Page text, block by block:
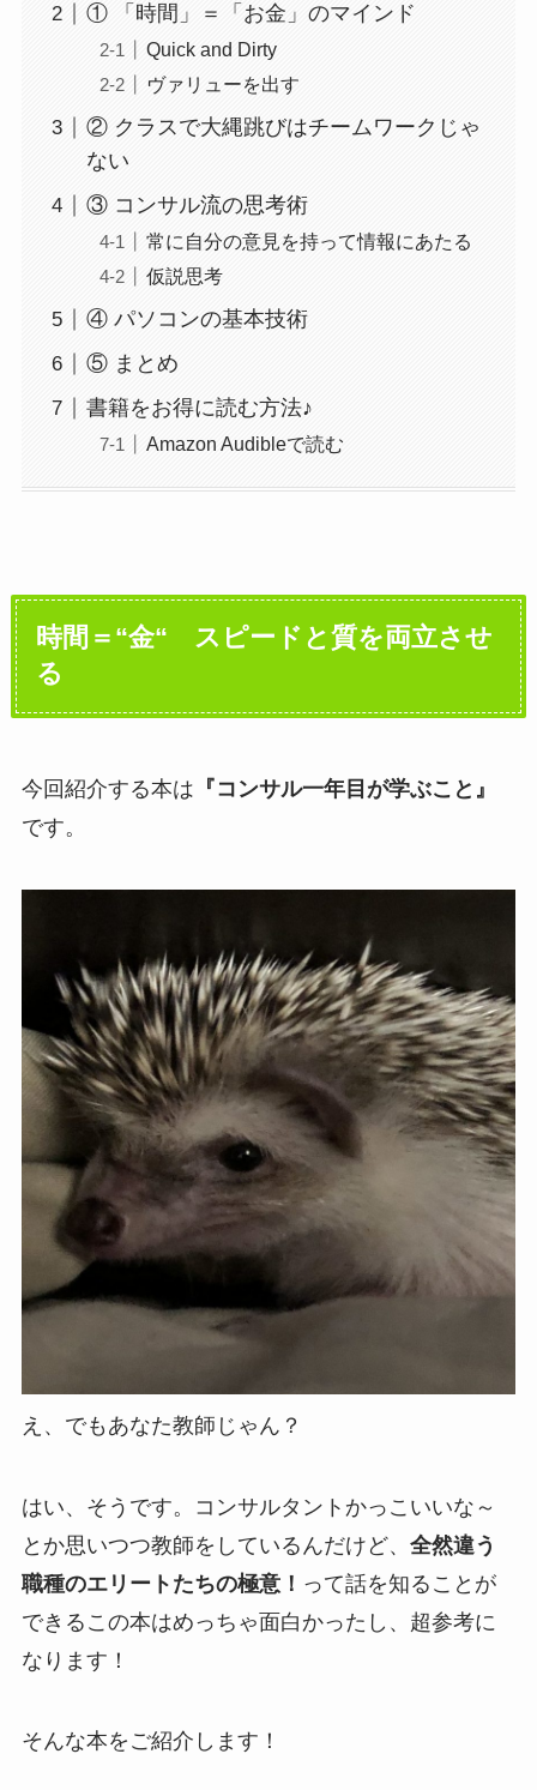
① 「時間」＝「お金」のマインド
Quick and Dirty
ヴァリューを出す
② クラスで大縄跳びはチームワークじゃ
ない
③ コンサル流の思考術
常に自分の意見を持って情報にあたる
仮説思考
④ パソコンの基本技術
⑤ まとめ
書籍をお得に読む方法♪
Amazon Audibleで読む
時間＝“金“ スピードと質を両立させ
る
今回紹介する本は 『コンサル一年目が学ぶこと』
です。
え、でもあなた教師じゃん？
はい、そうです。コンサルタントかっこいいな～
とか思いつつ教師をしているんだけど、 全然違う
職種のエリートたちの極意！ って話を知ることが
できるこの本はめっちゃ面白かったし、超参考に
なります！
そんな本をご紹介します！